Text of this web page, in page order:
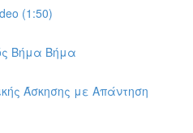
(1:50)
Βήμα Βήμα
Άσκησης με Απάντηση